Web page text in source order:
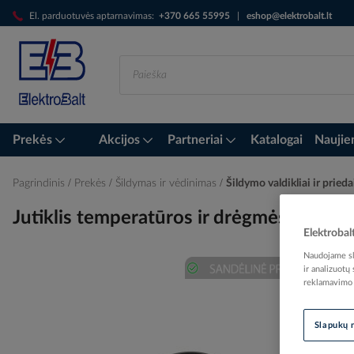
El. parduotuvės aptarnavimas: +370 665 55995 eshop@elektrobalt.lt
Skip
to
Content
Prekės Akcijos Partneriai Katalogai
Pagrindinis Prekės Šildymas ir vėdinimas Šildymo valdikliai ir
Jutiklis temperatūros ir drėgmės gruntui
Naudojame
ir analizuotų
reklamavimo
Slapukų